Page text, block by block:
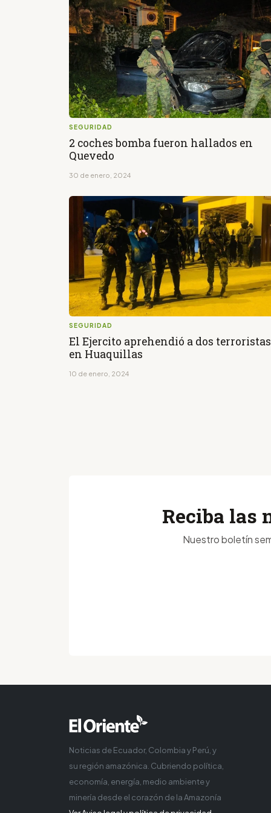
SEGURIDAD
2 coches bomba fueron hallados en
Quevedo
30 de enero, 2024
SEGURIDAD
El Ejercito aprehendió a dos terroristas
en Huaquillas
10 de enero, 2024
Reciba las
Nuestro boletín
Noticias de Ecuador, Colombia y Perú, y
su región amazónica. Cubriendo política,
economía, energía, medio ambiente y
minería desde el corazón de la Amazonía